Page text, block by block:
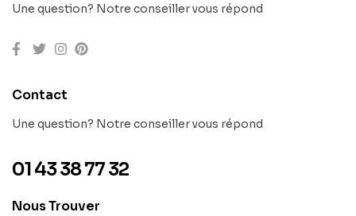
Une question? Notre conseiller vous répond
Contact
Une question? Notre conseiller vous répond
01 43 38 77 32
Nous Trouver